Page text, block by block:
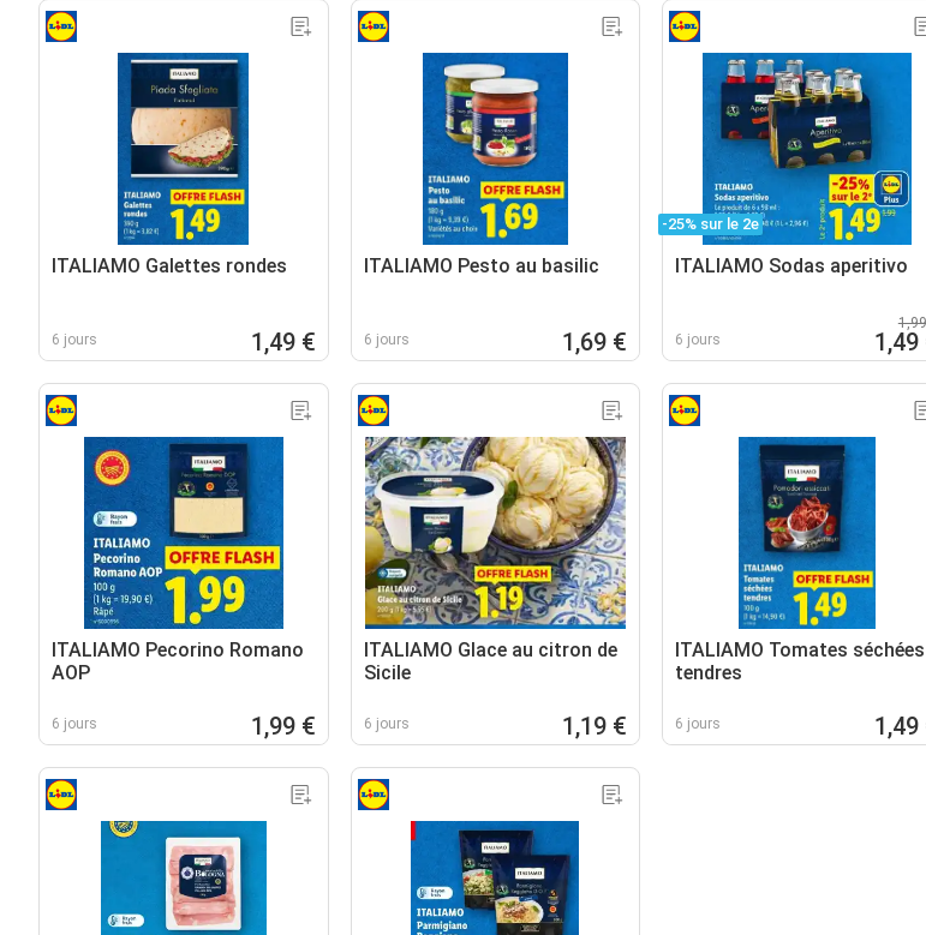
ITALIAMO Galettes rondes
6 jours 1,49 €
ITALIAMO Pesto au basilic
6 jours 1,69 €
-25% sur le 2e
ITALIAMO Sodas aperitivo
6 jours 1,49
ITALIAMO Pecorino Romano
AOP
6 jours 1,99 €
ITALIAMO Glace au citron de
Sicile
6 jours 1,19 €
ITALIAMO Tomates séchées
tendres
6 jours 1,49